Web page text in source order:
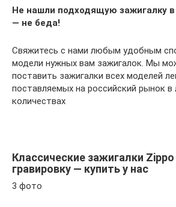
Не нашли подходящую зажигалку
— не беда!
Свяжитесь с нами любым удобным
модели нужных вам зажигалок. Мы
поставить зажигалки всех моделей
поставляемых на российский рынок
количествах
Классические зажигалки
гравировку — купить у нас
3 фото